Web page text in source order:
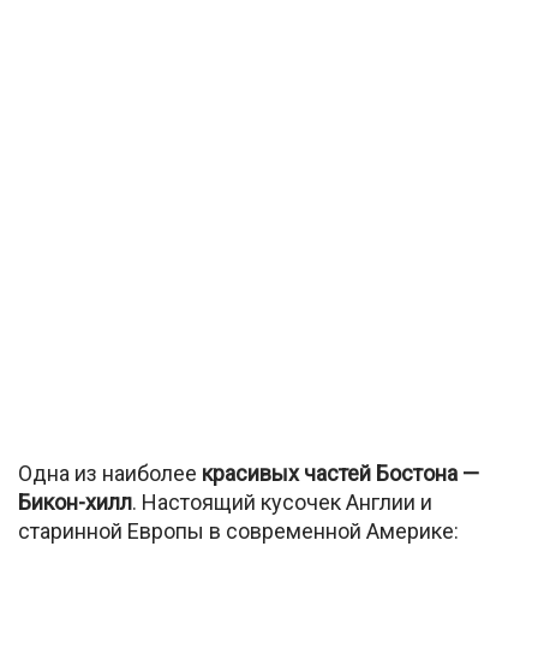
Одна из наиболее красивых частей Бостона —
Бикон-хилл. Настоящий кусочек Англии и
старинной Европы в современной Америке: